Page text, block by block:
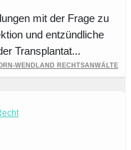
mit der Frage zu
und entzündliche
Transplantat...
Wendland Rechtsanwälte